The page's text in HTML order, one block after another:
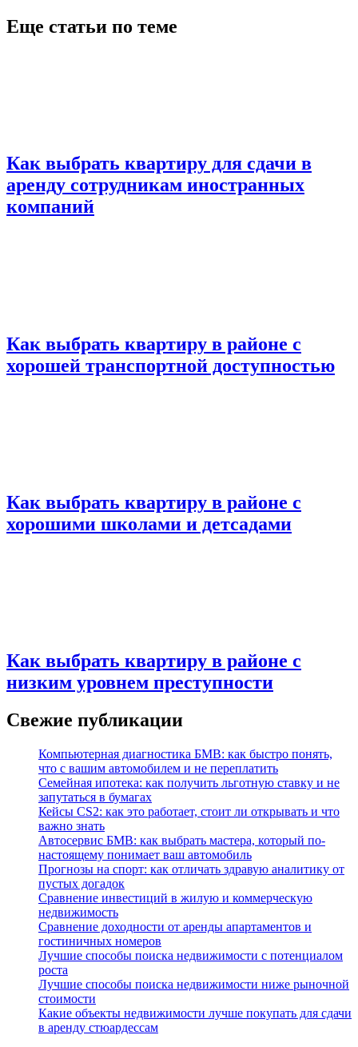
Еще статьи по теме
Как выбрать квартиру для сдачи в
аренду сотрудникам иностранных
компаний
Как выбрать квартиру в районе с
хорошей транспортной доступностью
Как выбрать квартиру в районе с
хорошими школами и детсадами
Как выбрать квартиру в районе с
низким уровнем преступности
Свежие публикации
Компьютерная диагностика БМВ: как быстро понять,
что с вашим автомобилем и не переплатить
Семейная ипотека: как получить льготную ставку и не
запутаться в бумагах
Кейсы CS2: как это работает, стоит ли открывать и что
важно знать
Автосервис БМВ: как выбрать мастера, который по-
настоящему понимает ваш автомобиль
Прогнозы на спорт: как отличать здравую аналитику от
пустых догадок
Сравнение инвестиций в жилую и коммерческую
недвижимость
Сравнение доходности от аренды апартаментов и
гостиничных номеров
Лучшие способы поиска недвижимости с потенциалом
роста
Лучшие способы поиска недвижимости ниже рыночной
стоимости
Какие объекты недвижимости лучше покупать для сдачи
в аренду стюардессам